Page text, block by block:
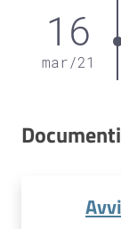
16
mar/21